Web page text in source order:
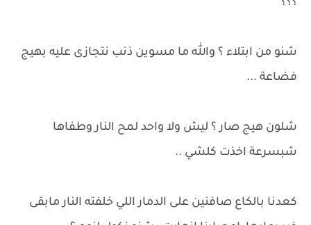
؟؟؟
شنو من ابتلاء ؟ والله ما مسوين ذنب نتجازى عليه بهيج
فضاعة ...
شلون هيج صار ؟ ليش ولا واحد لمح النار وطفاها
شبسرعة اخذت كلشي ..
كعدنا بالكاع صافنين على الدمار اللي خلفته النار مابقى